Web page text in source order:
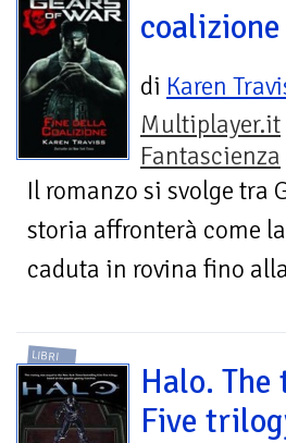
coalizione
di Karen
Multiplayer.it
Fantascienza
Il romanzo si svolge tra
storia affronterà come
caduta in rovina fino
LIBRI
Halo.
Five